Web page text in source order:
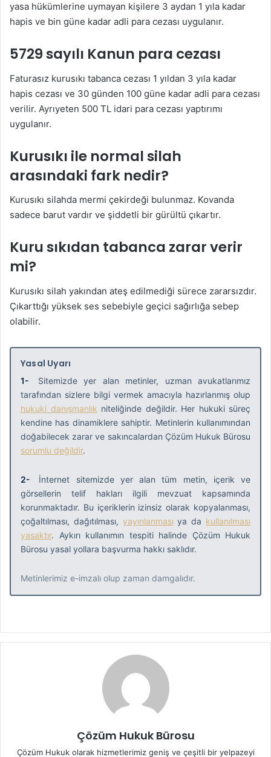
yasa hükümlerine uymayan kişilere 3 aydan 1 yıla kadar
hapis ve bin güne kadar adli para cezası uygulanır.
5729 sayılı Kanun para cezası
Faturasız kurusıkı tabanca cezası 1 yıldan 3 yıla kadar
hapis cezası ve 30 günden 100 güne kadar adli para cezası
verilir. Ayrıyeten 500 TL idari para cezası yaptırımı
uygulanır.
Kurusıkı ile normal silah
arasındaki fark nedir?
Kurusıkı silahda mermi çekirdeği bulunmaz. Kovanda
sadece barut vardır ve şiddetli bir gürültü çıkartır.
Kuru sıkıdan tabanca zarar verir
mi?
Kurusıkı silah yakından ateş edilmediği sürece zararsızdır.
Çıkarttığı yüksek ses sebebiyle geçici sağırlığa sebep
olabilir.
Yasal Uyarı
1-
Sitemizde yer alan metinler, uzman avukatlarımız
tarafından sizlere bilgi vermek amacıyla hazırlanmış olup
hukuki danışmanlık niteliğinde değildir. Her hukuki süreç
kendine has dinamiklere sahiptir. Metinlerin kullanımından
doğabilecek zarar ve sakıncalardan Çözüm Hukuk Bürosu
sorumlu değildir.
2-
İnternet sitemizde yer alan tüm metin, içerik ve
görsellerin telif hakları ilgili mevzuat kapsamında
korunmaktadır. Bu içeriklerin izinsiz olarak kopyalanması,
çoğaltılması, dağıtılması, yayınlanmasıya da kullanılması
yasaktır. Aykırı kullanımın tespiti halinde Çözüm Hukuk
Bürosu yasal yollara başvurma hakkı saklıdır.
Metinlerimiz e-imzalı olup zaman damgalıdır.
Çözüm Hukuk Bürosu
Çözüm Hukuk olarak hizmetlerimiz geniş ve çeşitli bir yelpazeyi